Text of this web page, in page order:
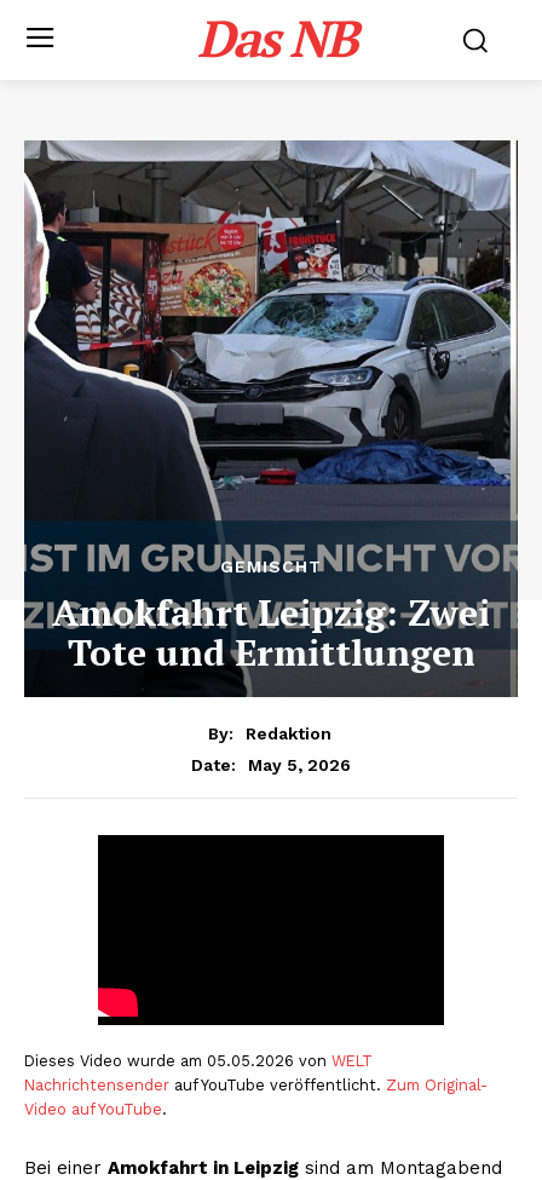
Das NB
GEMISCHT
Amokfahrt Leipzig: Zwei
Tote und Ermittlungen
By:
Redaktion
Date:
May 5, 2026
Dieses Video wurde am 05.05.2026 von WELT
Nachrichtensender auf YouTube veröffentlicht. Zum Original-
Video auf YouTube.
Bei einer Amokfahrt in Leipzig sind am Montagabend